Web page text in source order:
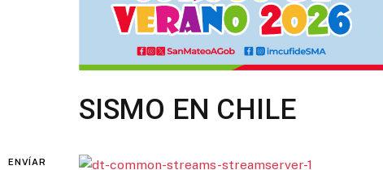
SISMO EN CHILE
ENVÍAR